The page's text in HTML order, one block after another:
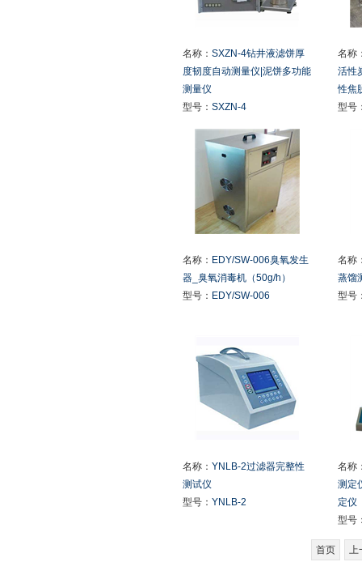
名称： SXZN-4钻井液滤饼厚
度韧度自动测量仪|泥饼多功能
测量仪
型号： SXZN-4
名称
活性
性焦
型号
名称： EDY/SW-006臭氧发生
器_臭氧消毒机（50g/h）
型号： EDY/SW-006
名称
蒸馏
型号
名称： YNLB-2过滤器完整性
测试仪
型号： YNLB-2
名称
测定
定仪
型号
首页 上